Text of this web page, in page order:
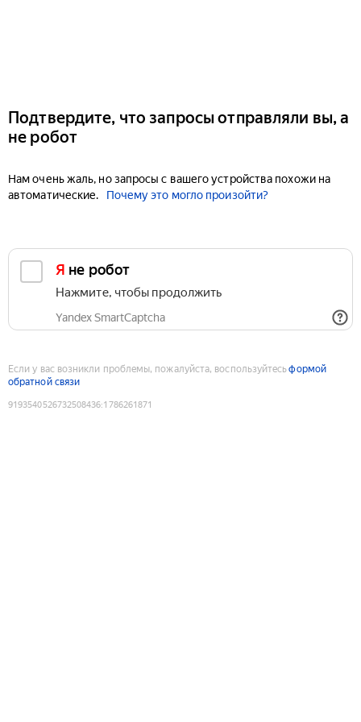
Подтвердите, что запросы отправляли вы, а
не робот
Нам очень жаль, но запросы с вашего устройства похожи на
автоматические.
Почему это могло произойти?
Я не робот
Нажмите, чтобы продолжить
Yandex SmartCaptcha
Если у вас возникли проблемы, пожалуйста, воспользуйтесьформой
обратной связи
9193540526732508436:1786261871